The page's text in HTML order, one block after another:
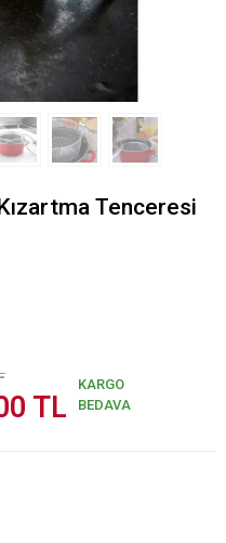
Tenceresi
TL
KARGO
BEDAVA